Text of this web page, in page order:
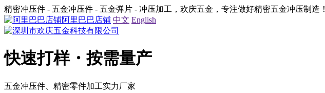
精密冲压件 - 五金冲压件 - 五金弹片 - 冲压加工，欢庆五金，专注做好精密五金冲压制造！
阿里巴巴店铺 中文 English
快速打样・按需量产
五金冲压件、精密零件加工实力厂家